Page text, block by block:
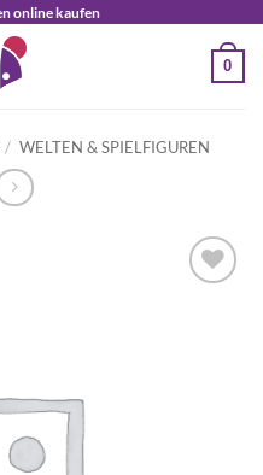
online kaufen
0
/ WELTEN & SPIELFIGUREN